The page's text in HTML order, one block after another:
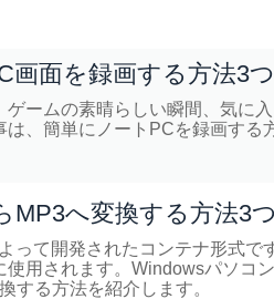
画面を録画する方法3つ
ゲームの素晴らしい瞬間、気に
、簡単にノートPCを録画する
MP3へ変換する方法3つ
って開発されたコンテナ形式
使用されます。Windowsパソコ
する方法を紹介します。